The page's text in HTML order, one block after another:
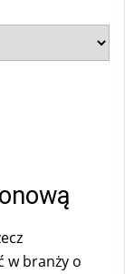
w branży o